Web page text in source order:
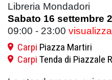
Libreria Mondadori
Sabato 16 settembre
09:00 - 23:00
Carpi Piazza Martiri
Carpi Tenda di Piazzale